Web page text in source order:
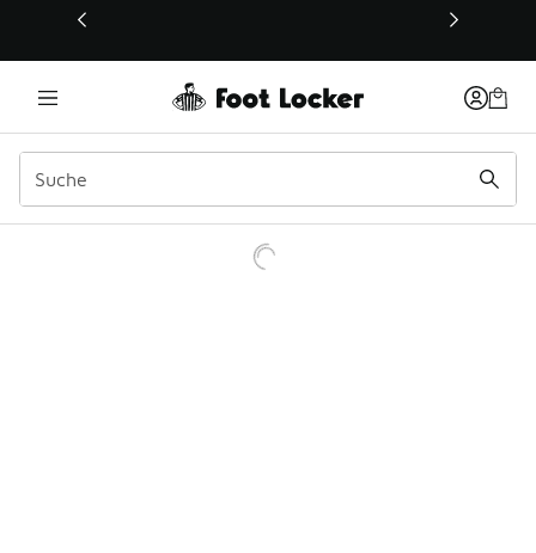
Dieser Link öffnet sich in einem neuen Fenster